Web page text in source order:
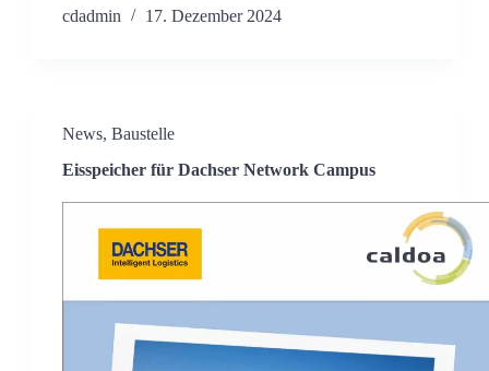
cdadmin 17. Dezember 2024
News, Baustelle
Eisspeicher für Dachser Network Campus